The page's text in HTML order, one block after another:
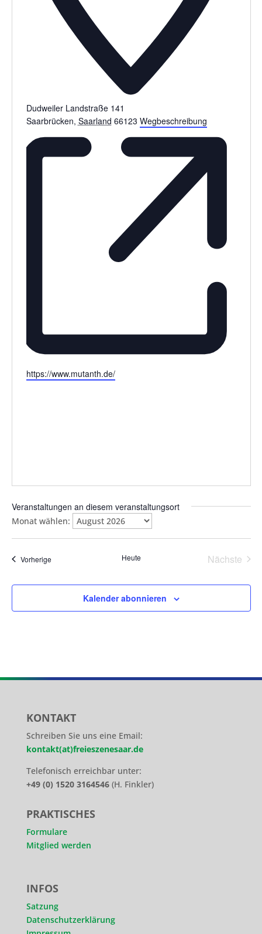
Dudweiler Landstraße 141
Saarbrücken, Saarland 66123 Wegbeschreibung
Webseite
https://www.mutanth.de/
Veranstaltungen an diesem veranstaltungsort
Monat wählen:
VorherigeVeranstaltungen Heute
Nächste
Kalender abonnieren
KONTAKT
Schreiben Sie uns eine Email:
kontakt(at)freieszenesaar.de
Telefonisch erreichbar unter:
+49 (0) 1520 3164546(H. Finkler)
PRAKTISCHES
Formulare
Mitglied werden
INFOS
Satzung
Datenschutzerklärung